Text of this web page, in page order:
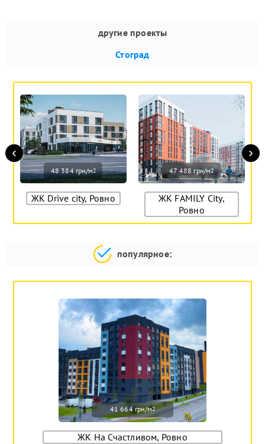
другие проекты
Стоград
48 384 грн/м2
ЖК Drive city, Ровно
47 488 грн/м2
ЖК FAMILY City,
Ровно
‹ ›
популярное:
41 664 грн/м2
ЖК На Счастливом, Ровно